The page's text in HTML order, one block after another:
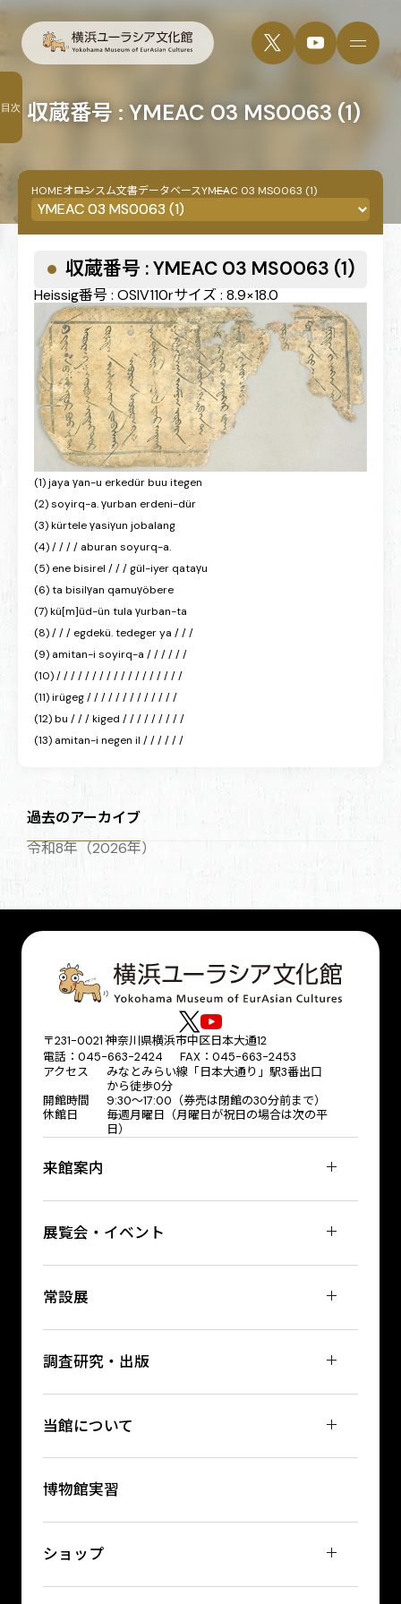
収蔵番号 : YMEAC 03 MS0063 (1)
HOMEオロンスム文書データベースYMEAC 03 MS0063 (1)
収蔵番号 : YMEAC 03 MS0063 (1)
Heissig番号 : OSIV110rサイズ : 8.9×18.0
(1) jaya γan-u erkedür buu itegen
(2) soyirq-a. γurban erdeni-dür
(3) kürtele γasiγun jobalang
(4) / / / / aburan soyurq-a.
(5) ene bisirel / / / gül-iyer qataγu
(6) ta bisilγan qamuγöbere
(7) kü[m]üd-ün tula γurban-ta
(8) / / / egdekü. tedeger ya / / /
(9) amitan-i soyirq-a / / / / / /
(10) / / / / / / / / / / / / / / / / / /
(11) irügeg / / / / / / / / / / / / /
(12) bu / / / kiged / / / / / / / / /
(13) amitan-i negen il / / / / / /
目次
過去のアーカイブ
令和8年（2026年）
〒231-0021 神奈川県横浜市中区日本大通12
電話：045-663-2424 FAX：045-663-2453
アクセス
みなとみらい線「日本大通り」駅3番出口
から徒歩0分
開館時間
9:30～17:00（券売は閉館の30分前まで）
休館日
毎週月曜日（月曜日が祝日の場合は次の平
日）
来館案内
展覧会・イベント
常設展
調査研究・出版
当館について
博物館実習
ショップ